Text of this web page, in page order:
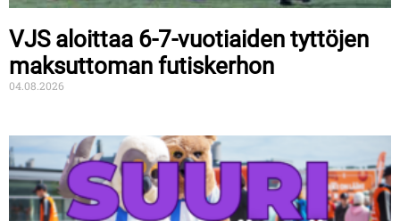
VJS aloittaa 6-7-vuotiaiden tyttöjen
maksuttoman futiskerhon
04.08.2026